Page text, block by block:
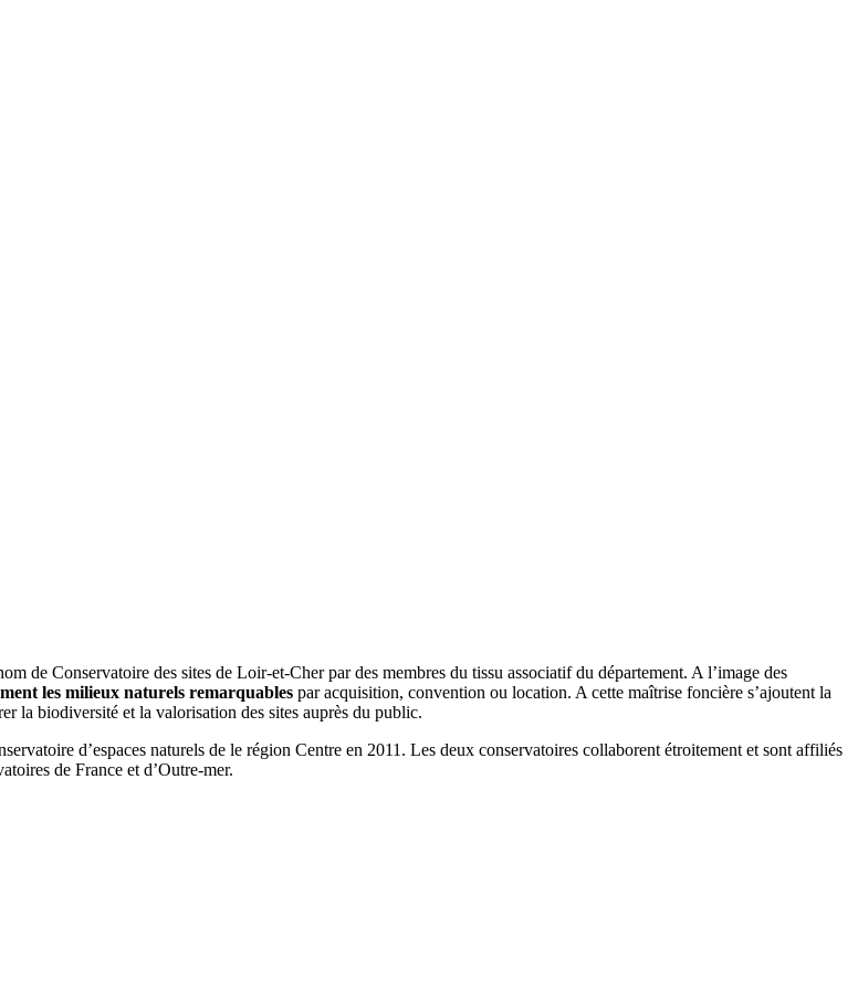
de Conservatoire des sites de Loir-et-Cher par des membres du tissu associatif du département. A l’image des
les milieux naturels remarquables par acquisition, convention ou location. A cette maîtrise foncière s’ajoutent la
la biodiversité et la valorisation des sites auprès du public.
d’espaces naturels de le région Centre en 2011. Les deux conservatoires collaborent étroitement et sont affiliés
de France et d’Outre-mer.